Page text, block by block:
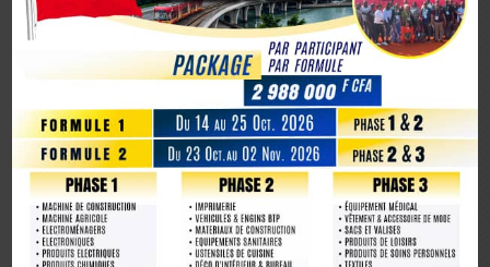
diplomatique
1er octobre 2025, la Chine marque son 76e anniversaire
avec éclat
La Chine fête les 80 ans de la capitulation du Japon